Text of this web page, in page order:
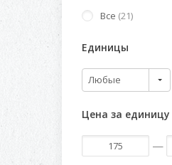
Все (21)
Единицы
Любые
Цена за единицу
—